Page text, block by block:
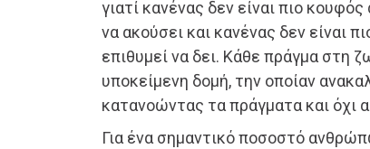
γιατί κανένας δεν είναι πιο
να ακούσει και κανένας δεν είναι
επιθυμεί να δει. Κάθε πράγμα στη
υποκείμενη δομή, την οποίαν
κατανοώντας τα πράγματα και όχι
Για ένα σημαντικό ποσοστό